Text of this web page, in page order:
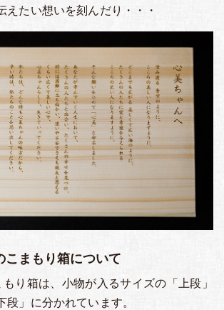
えたい想いを刻んだり・・・
こまもり箱について
り箱は、小物が入るサイズの「上段」
段」に分かれています。